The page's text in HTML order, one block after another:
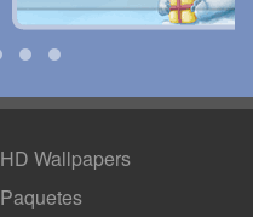
HD Wallpapers
Paquetes